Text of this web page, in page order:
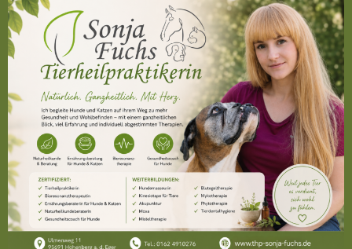
Skip
to
content